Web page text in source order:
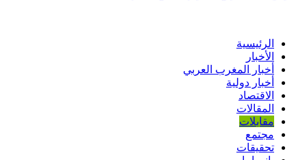
الرئيسية
الأخبار
أخبار المغرب العربي
أخبار دولية
الاقتصاد
المقالات
مقابلات
مجتمع
تحقيقات